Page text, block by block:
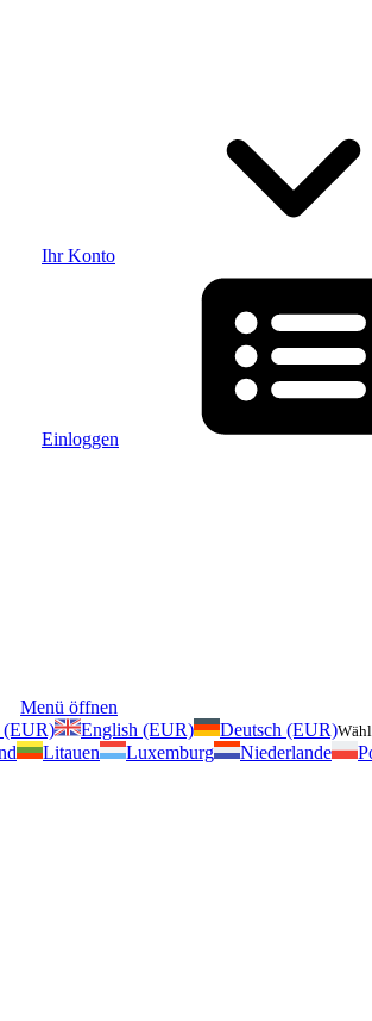
Ihr Konto
Einloggen
Menü öffnen
(EUR) English (EUR) Deutsch (EUR)
Litauen Luxemburg Niederlande